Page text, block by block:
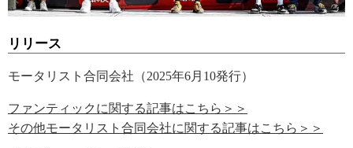
リリース
モータリスト合同会社（2025年6月10発行）
ファンティックに関する記事はこちら＞＞
その他モータリスト合同会社に関する記事はこちら＞＞